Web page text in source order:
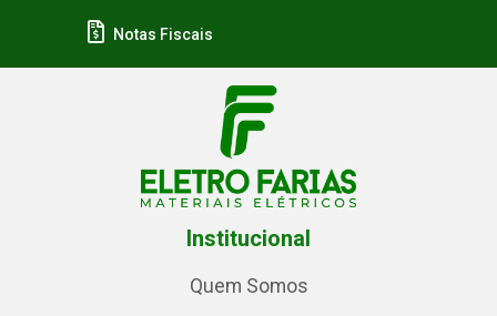
Notas Fiscais
Institucional
Quem Somos